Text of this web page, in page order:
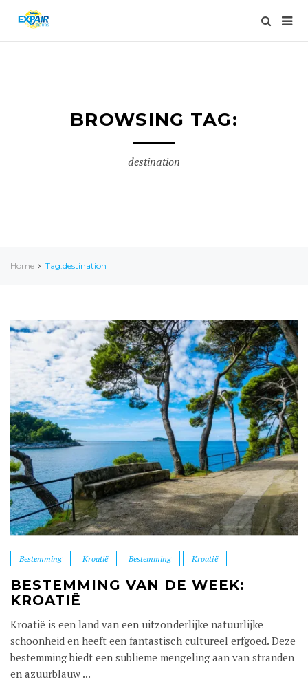
BROWSING TAG:
destination
Home Tag:destination
Bestemming Kroatië Bestemming Kroatië
BESTEMMING VAN DE WEEK:
KROATIË
Kroatië is een land van een uitzonderlijke natuurlijke
schoonheid en heeft een fantastisch cultureel erfgoed. Deze
bestemming biedt een sublieme mengeling aan van stranden
en azuurblauw ...